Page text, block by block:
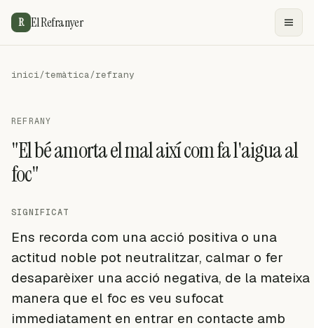
R El Refranyer
inici/temàtica/refrany
REFRANY
"El bé amorta el mal així com fa l'aigua al
foc"
SIGNIFICAT
Ens recorda com una acció positiva o una
actitud noble pot neutralitzar, calmar o fer
desaparèixer una acció negativa, de la mateixa
manera que el foc es veu sufocat
immediatament en entrar en contacte amb